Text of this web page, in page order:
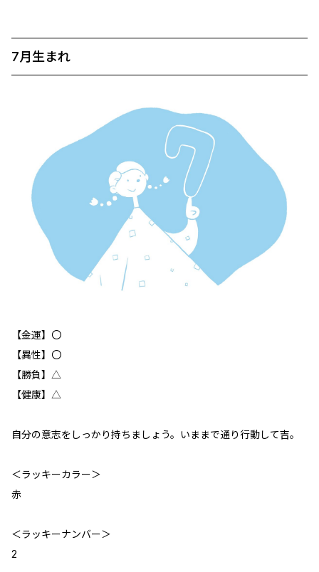
7月生まれ
【金運】〇
【異性】〇
【勝負】△
【健康】△
自分の意志をしっかり持ちましょう。いままで通り行動して吉。
＜ラッキーカラー＞
赤
＜ラッキーナンバー＞
2